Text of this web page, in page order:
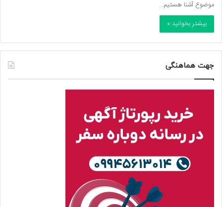
موضوع آشنا هستيم…
بیشتر بخوانید »
جهت هماهنگی